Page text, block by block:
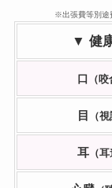
※出張費等別途
▼ 健
口 （咬
目 （視
耳（耳